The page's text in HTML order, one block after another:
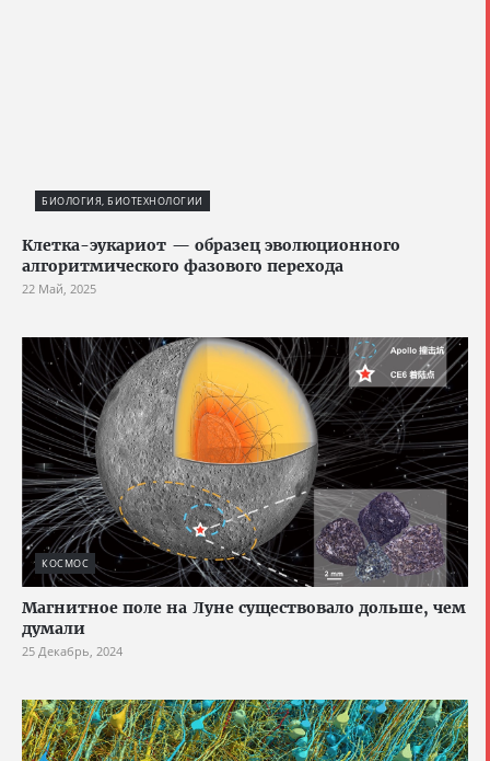
БИОЛОГИЯ, БИОТЕХНОЛОГИИ
Клетка-эукариот — образец эволюционного
алгоритмического фазового перехода
22 Май, 2025
КОСМОС
Магнитное поле на Луне существовало дольше, чем
думали
25 Декабрь, 2024